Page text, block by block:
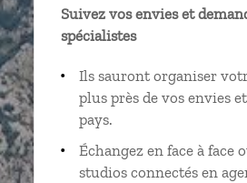
Suivez vos envies et
spécialistes
Ils sauront organiser
plus près de vos envies
pays.
Échangez en face à face
studios connectés en